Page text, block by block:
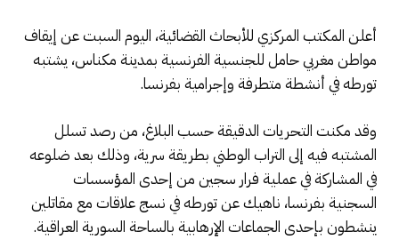
أعلن المكتب المركزي للأبحاث القضائية، اليوم السبت عن إيقاف
مواطن مغربي حامل للجنسية الفرنسية بمدينة مكناس، يشتبه
تورطه في أنشطة متطرفة وإجرامية بفرنسا.
وقد مكنت التحريات الدقيقة حسب البلاغ، من رصد تسلل
المشتبه فيه إلى التراب الوطني بطريقة سرية، وذلك بعد ضلوعه
في المشاركة في عملية فرار سجين من إحدى المؤسسات
السجنية بفرنسا، ناهيك عن تورطه في نسج علاقات مع مقاتلين
ينشطون بإحدى الجماعات الإرهابية بالساحة السورية العراقية.